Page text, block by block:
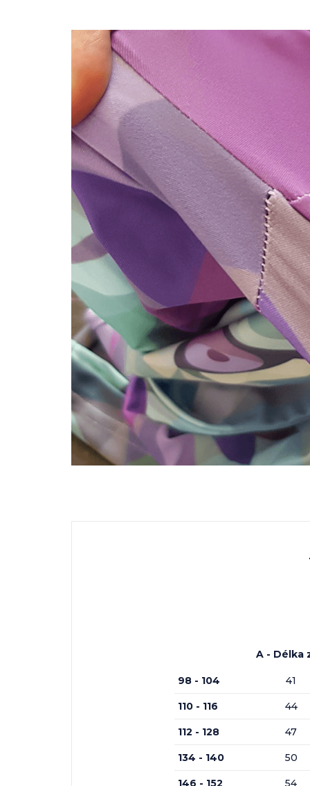
A - Délka
98 - 104 41
110 - 116 44
112 - 128 47
134 - 140 50
146 - 152 54